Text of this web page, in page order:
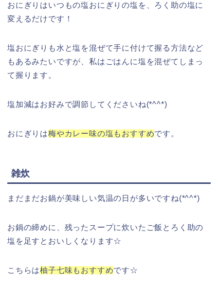
おにぎりはいつもの塩おにぎりの塩を、ろく助の塩に
変えるだけです！
塩おにぎりも水と塩を混ぜて手に付けて握る方法など
もあるみたいですが、私はごはんに塩を混ぜてしまっ
て握ります。
塩加減はお好みで調節してくださいね(*^^*)
おにぎりは梅やカレー味の塩もおすすめです。
雑炊
まだまだお鍋が美味しい気温の日が多いですね(*^^*)
お鍋の締めに、残ったスープに炊いたご飯とろく助の
塩を足すとおいしくなります☆
こちらは柚子七味もおすすめです☆